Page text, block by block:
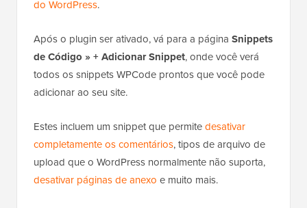
do WordPress.
Após o plugin ser ativado, vá para a página Snippets
de Código » + Adicionar Snippet, onde você verá
todos os snippets WPCode prontos que você pode
adicionar ao seu site.
Estes incluem um snippet que permitedesativar
completamente os comentários, tipos de arquivo de
upload que o WordPress normalmente não suporta,
desativar páginas de anexo e muito mais.